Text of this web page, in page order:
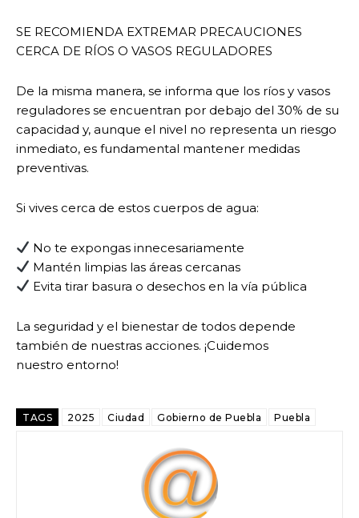
SE RECOMIENDA EXTREMAR PRECAUCIONES
CERCA DE RÍOS O VASOS REGULADORES
De la misma manera, se informa que los ríos y vasos
reguladores se encuentran por debajo del 30% de su
capacidad y, aunque el nivel no representa un riesgo
inmediato, es fundamental mantener medidas
preventivas.
Si vives cerca de estos cuerpos de agua:
No te expongas innecesariamente
Mantén limpias las áreas cercanas
Evita tirar basura o desechos en la vía pública
La seguridad y el bienestar de todos depende
también de nuestras acciones. ¡Cuidemos
nuestro entorno!
TAGS 2025 Ciudad Gobierno de Puebla Puebla